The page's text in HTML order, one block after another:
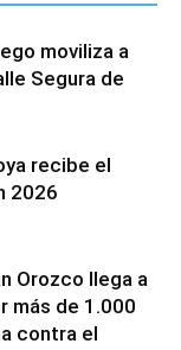
moviliza a
Segura de
recibe el
2026
Orozco llega a
más de 1.000
contra el